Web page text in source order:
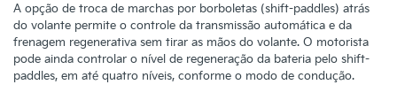
A opção de troca de marchas por borboletas (shift-paddles) atrás
do volante permite o controle da transmissão automática e da
frenagem regenerativa sem tirar as mãos do volante. O motorista
pode ainda controlar o nível de regeneração da bateria pelo shift-
paddles, em até quatro níveis, conforme o modo de condução.